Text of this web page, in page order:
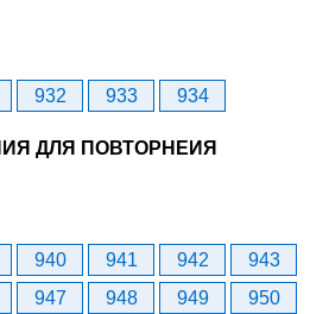
932 933 934
ДЛЯ ПОВТОРНЕИЯ
940 941 942
943
947 948 949
950